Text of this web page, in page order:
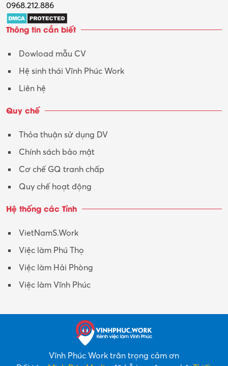
0968.212.886
Thông tin cần biết
Dowload mẫu CV
Hệ sinh thái Vĩnh Phúc Work
Liên hệ
Quy chế
Thỏa thuận sử dụng DV
Chính sách bảo mật
Cơ chế GQ tranh chấp
Quy chế hoạt động
Hệ thống các Tỉnh
VietNamS.Work
Việc làm Phú Thọ
Việc làm Hải Phòng
Việc làm Vĩnh Phúc
Vĩnh Phúc Work trân trọng cảm ơn